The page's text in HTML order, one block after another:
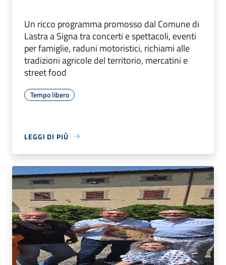
Un ricco programma promosso dal Comune di
Lastra a Signa tra concerti e spettacoli, eventi
per famiglie, raduni motoristici, richiami alle
tradizioni agricole del territorio, mercatini e
street food
Tempo libero
LEGGI DI PIÙ